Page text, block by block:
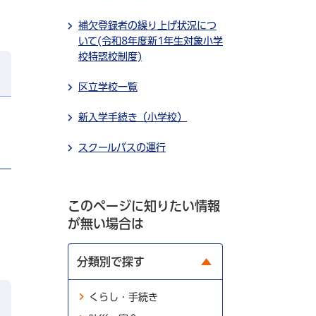
補欠登録者の繰り上げ状況につ
いて(令和8年度新1年生対象小学
校特認校制度)
区立学校一覧
新入学手続き（小学校）
スクールバスの運行
このページに知りたい情報
が無い場合は
分類別で探す
くらし・手続き